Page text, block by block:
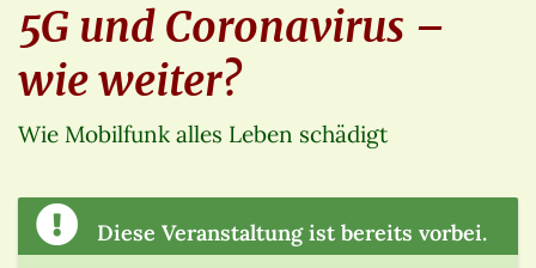
5G und Coronavirus –
wie weiter?
Wie Mobilfunk alles Leben schädigt
Diese Veranstaltung ist bereits vorbei.